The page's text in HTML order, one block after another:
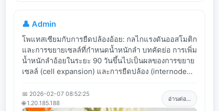
👤 Admin
โพแทสเซียมกับการยืดปล้องอ้อย: กลไกแรงดันออสโมติก
และการขยายเซลล์ที่กำหนดน้ำหนักลำ บทคัดย่อ การเพิ่ม
น้ำหนักลำอ้อยในระยะ 90 วันขึ้นไปเป็นผลของการขยาย
เซลล์ (cell expansion) และการยืดปล้อง (internode...
📅 2026-02-07 08:52:25
🌐 1.20.185.188
อ่านต่อ...